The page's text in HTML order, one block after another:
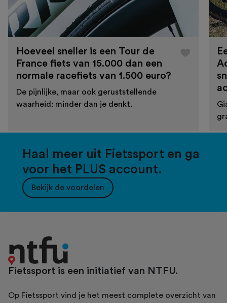
Hoeveel sneller is een Tour de
France fiets van 15.000 dan een
normale racefiets van 1.500 euro?
De pijnlijke, maar ook geruststellende
waarheid: minder dan je denkt.
Haal meer uit Fietssport en ga
voor het PLUS account.
Bekijk de voordelen
Fietssport is een initiatief van NTFU.
Op Fietssport vind je het meest complete overzicht van